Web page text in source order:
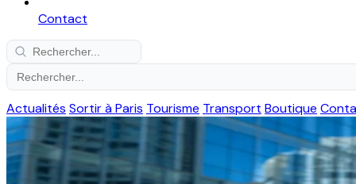
Contact
Actualités Sortir à Paris Tourisme Transport Boutique